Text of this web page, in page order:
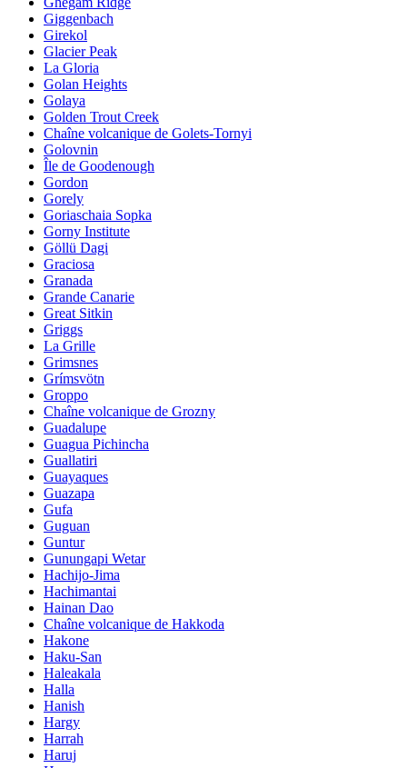
Giggenbach
Girekol
Glacier Peak
La Gloria
Golan Heights
Golaya
Golden Trout Creek
Chaîne volcanique de Golets-Tornyi
Golovnin
Île de Goodenough
Gordon
Gorely
Goriaschaia Sopka
Gorny Institute
Göllü Dagi
Graciosa
Granada
Grande Canarie
Great Sitkin
Griggs
La Grille
Grimsnes
Grímsvötn
Groppo
Chaîne volcanique de Grozny
Guadalupe
Guagua Pichincha
Guallatiri
Guayaques
Guazapa
Gufa
Guguan
Guntur
Gunungapi Wetar
Hachijo-Jima
Hachimantai
Hainan Dao
Chaîne volcanique de Hakkoda
Hakone
Haku-San
Haleakala
Halla
Hanish
Hargy
Harrah
Haruj